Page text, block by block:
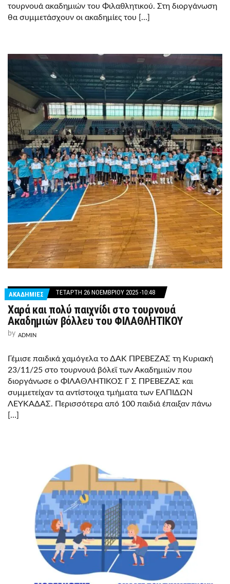
τουρνουά ακαδημιών του Φιλαθλητικού. Στη διοργάνωση
θα συμμετάσχουν οι ακαδημίες του […]
ΑΚΑΔΗΜΙΕΣ ΤΕΤΆΡΤΗ 26 ΝΟΕΜΒΡΊΟΥ 2025 -10:48
Χαρά και πολύ παιχνίδι στο τουρνουά
Ακαδημιών βόλλευ του ΦΙΛΑΘΛΗΤΙΚΟΥ
by ADMIN
Γέμισε παιδικά χαμόγελα το ΔΑΚ ΠΡΕΒΕΖΑΣ τη Κυριακή
23/11/25 στο τουρνουά βόλεϊ των Ακαδημιών που
διοργάνωσε ο ΦΙΛΑΘΛΗΤΙΚΟΣ Γ Σ ΠΡΕΒΕΖΑΣ και
συμμετείχαν τα αντίστοιχα τμήματα των ΕΛΠΙΔΩΝ
ΛΕΥΚΑΔΑΣ. Περισσότερα από 100 παιδιά έπαιξαν πάνω
[…]